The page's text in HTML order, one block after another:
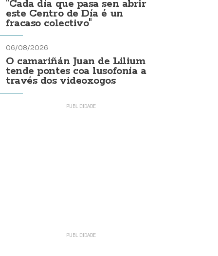
"Cada día que pasa sen abrir
este Centro de Día é un
fracaso colectivo"
06/08/2026
O camariñán Juan de Lilium
tende pontes coa lusofonía a
través dos videoxogos